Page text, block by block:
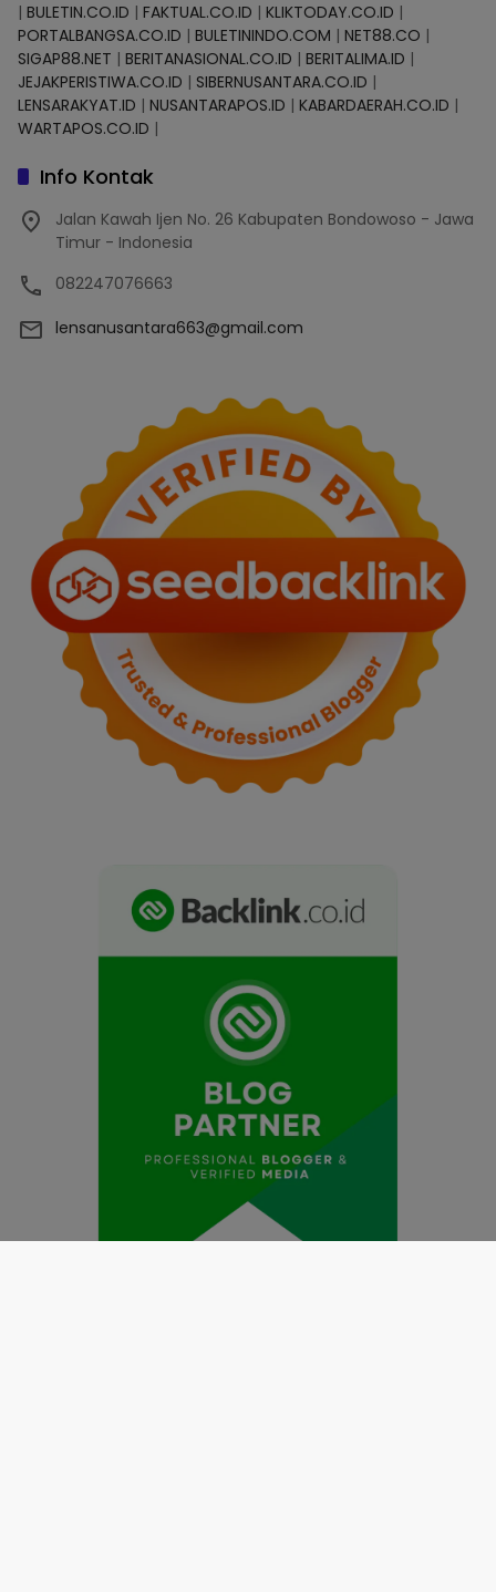
| BULETIN.CO.ID | FAKTUAL.CO.ID | KLIKTODAY.CO.ID |
PORTALBANGSA.CO.ID | BULETININDO.COM | NET88.CO |
SIGAP88.NET | BERITANASIONAL.CO.ID | BERITALIMA.ID |
JEJAKPERISTIWA.CO.ID | SIBERNUSANTARA.CO.ID |
LENSARAKYAT.ID | NUSANTARAPOS.ID | KABARDAERAH.CO.ID |
WARTAPOS.CO.ID |
Info Kontak
Jalan Kawah Ijen No. 26 Kabupaten Bondowoso - Jawa
Timur - Indonesia
082247076663
lensanusantara663@gmail.com